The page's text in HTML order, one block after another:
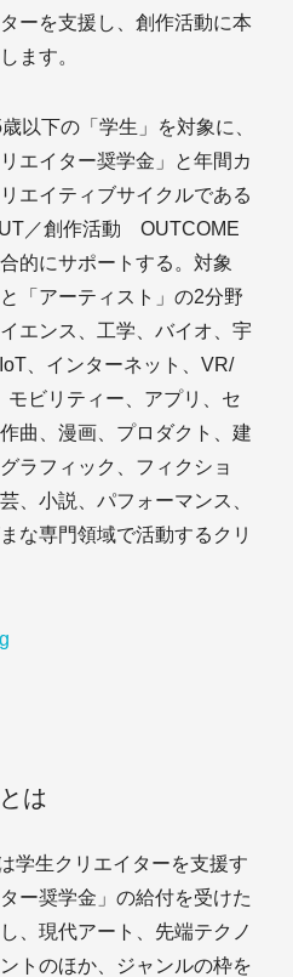
ーを支援し、創作活動に本
ます。
以下の「学生」を対象に、
エイター奨学金」と年間カ
エイティブサイクルである
／創作活動 OUTCOME
的にサポートする。対象
「アーティスト」の2分野
エンス、工学、バイオ、宇
、インターネット、VR/
ビリティー、アプリ、セ
曲、漫画、プロダクト、建
ラフィック、フィクショ
、小説、パフォーマンス、
な専門領域で活動するクリ
は
学生クリエイターを支援す
ー奨学金」の給付を受けた
、現代アート、先端テクノ
トのほか、ジャンルの枠を